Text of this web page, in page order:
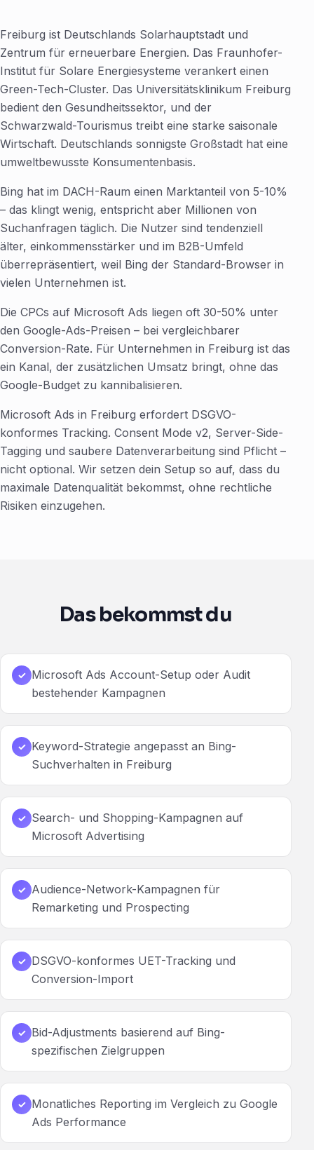
Freiburg ist Deutschlands Solarhauptstadt und
Zentrum für erneuerbare Energien. Das Fraunhofer-
Institut für Solare Energiesysteme verankert einen
Green-Tech-Cluster. Das Universitätsklinikum Freiburg
bedient den Gesundheitssektor, und der
Schwarzwald-Tourismus treibt eine starke saisonale
Wirtschaft. Deutschlands sonnigste Großstadt hat eine
umweltbewusste Konsumentenbasis.
Bing hat im DACH-Raum einen Marktanteil von 5-10%
– das klingt wenig, entspricht aber Millionen von
Suchanfragen täglich. Die Nutzer sind tendenziell
älter, einkommensstärker und im B2B-Umfeld
überrepräsentiert, weil Bing der Standard-Browser in
vielen Unternehmen ist.
Die CPCs auf Microsoft Ads liegen oft 30-50% unter
den Google-Ads-Preisen – bei vergleichbarer
Conversion-Rate. Für Unternehmen in Freiburg ist das
ein Kanal, der zusätzlichen Umsatz bringt, ohne das
Google-Budget zu kannibalisieren.
Microsoft Ads in Freiburg erfordert DSGVO-
konformes Tracking. Consent Mode v2, Server-Side-
Tagging und saubere Datenverarbeitung sind Pflicht –
nicht optional. Wir setzen dein Setup so auf, dass du
maximale Datenqualität bekommst, ohne rechtliche
Risiken einzugehen.
Das bekommst du
✓ Microsoft Ads Account-Setup oder Audit
bestehender Kampagnen
✓ Keyword-Strategie angepasst an Bing-
Suchverhalten in Freiburg
✓ Search- und Shopping-Kampagnen auf
Microsoft Advertising
✓ Audience-Network-Kampagnen für
Remarketing und Prospecting
✓ DSGVO-konformes UET-Tracking und
Conversion-Import
✓ Bid-Adjustments basierend auf Bing-
spezifischen Zielgruppen
✓ Monatliches Reporting im Vergleich zu Google
Ads Performance